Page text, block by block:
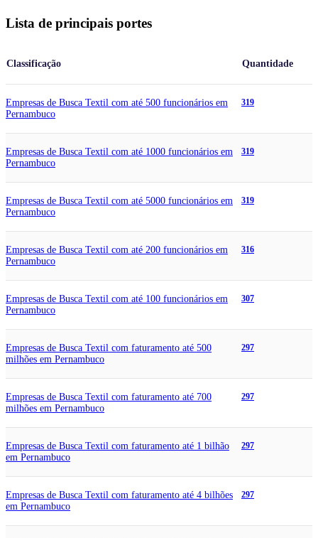
Lista de principais portes
Classificação Quantidade
Empresas de Busca Textil com até 500 funcionários em
Pernambuco
319
Empresas de Busca Textil com até 1000 funcionários em
Pernambuco
319
Empresas de Busca Textil com até 5000 funcionários em
Pernambuco
319
Empresas de Busca Textil com até 200 funcionários em
Pernambuco
316
Empresas de Busca Textil com até 100 funcionários em
Pernambuco
307
Empresas de Busca Textil com faturamento até 500
milhões em Pernambuco
297
Empresas de Busca Textil com faturamento até 700
milhões em Pernambuco
297
Empresas de Busca Textil com faturamento até 1 bilhão
em Pernambuco
297
Empresas de Busca Textil com faturamento até 4 bilhões
em Pernambuco
297